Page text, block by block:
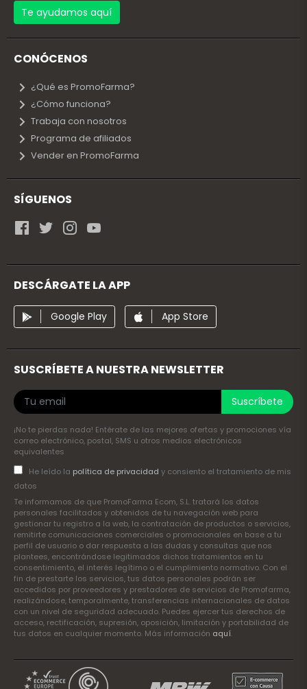
Te ayudamos aquí
CONÓCENOS
¿Qué es PromoFarma?
¿Cómo funciona?
Trabaja con nosotros
Programa de afiliados
Vender en PromoFarma
SÍGUENOS
DESCÁRGATE LA APP
Google Play App Store
SUSCRÍBETE A NUESTRA NEWSLETTER
Suscríbete
¡No te pierdas nada! Entérate de las mejores ofertas y promociones vía
correo electrónico, postal, SMS u otros medios electrónicos
equivalentes
He leído la política de privacidad y consiento el tratamiento de mis
datos
Te informamos de que PromoFarma Ecom, S.L. tratará los datos
personales facilitados y obtenidos de tu navegación web para
gestionar tu registro a la web, la contratación de productos o servicios,
remitirte comunicaciones comerciales o promocionales en base a tu
perfil de usuario o dar respuesta a las dudas y consultas que nos
plantees, encontrándose legitimados dichos tratamientos en tu
consentimiento, el interés legítimo o el cumplimiento normativo. Con el
fin de prestarte los servicios, tus datos personales podrán ser
accedidos por proveedores y prestadores de servicios de Promofarma,
realizándose, temporalmente, transferencias internacionales de datos
con un nivel de seguridad adecuado. Puedes ejercer tus derechos de
acceso, rectificación, supresión, oposición, limitación y portabilidad de
tus datos en cualquier momento. Más información aquí.